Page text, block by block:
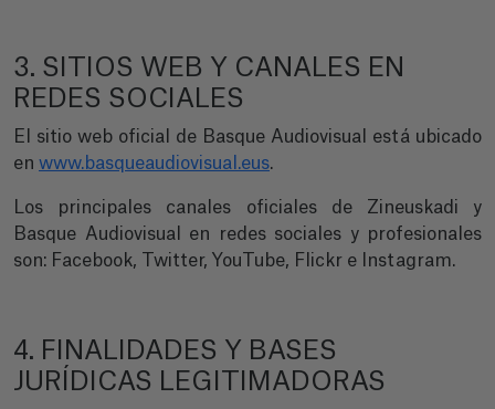
3. SITIOS WEB Y CANALES EN
REDES SOCIALES
El sitio web oficial de Basque Audiovisual está ubicado
en www.basqueaudiovisual.eus.
Los principales canales oficiales de Zineuskadi y
Basque Audiovisual en redes sociales y profesionales
son: Facebook, Twitter, YouTube, Flickr e Instagram.
4. FINALIDADES Y BASES
JURÍDICAS LEGITIMADORAS